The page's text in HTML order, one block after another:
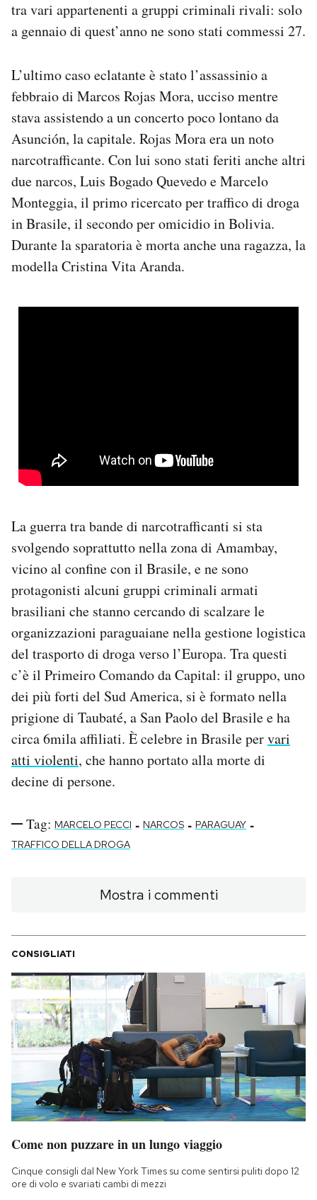
tra vari appartenenti a gruppi criminali rivali: solo
a gennaio di quest’anno ne sono stati commessi 27.
L’ultimo caso eclatante è stato l’assassinio a
febbraio di Marcos Rojas Mora, ucciso mentre
stava assistendo a un concerto poco lontano da
Asunción, la capitale. Rojas Mora era un noto
narcotrafficante. Con lui sono stati feriti anche altri
due narcos, Luis Bogado Quevedo e Marcelo
Monteggia, il primo ricercato per traffico di droga
in Brasile, il secondo per omicidio in Bolivia.
Durante la sparatoria è morta anche una ragazza, la
modella Cristina Vita Aranda.
La guerra tra bande di narcotrafficanti si sta
svolgendo soprattutto nella zona di Amambay,
vicino al confine con il Brasile, e ne sono
protagonisti alcuni gruppi criminali armati
brasiliani che stanno cercando di scalzare le
organizzazioni paraguaiane nella gestione logistica
del trasporto di droga verso l’Europa. Tra questi
c’è il Primeiro Comando da Capital: il gruppo, uno
dei più forti del Sud America, si è formato nella
prigione di Taubaté, a San Paolo del Brasile e ha
circa 6mila affiliati. È celebre in Brasile pervari
atti violenti, che hanno portato alla morte di
decine di persone.
Tag: MARCELO PECCI - NARCOS - PARAGUAY -
TRAFFICO DELLA DROGA
Mostra i commenti
CONSIGLIATI
Come non puzzare in un lungo viaggio
Cinque consigli dal New York Times su come sentirsi puliti dopo 12
ore di volo e svariati cambi di mezzi